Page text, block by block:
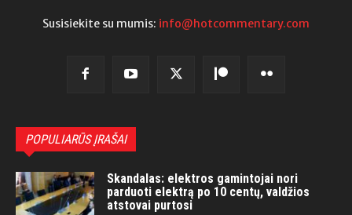
Susisiekite su mumis: info@hotcommentary.com
POPULIARŪS ĮRAŠAI
Skandalas: elektros gamintojai nori
parduoti elektrą po 10 centų, valdžios
atstovai purtosi